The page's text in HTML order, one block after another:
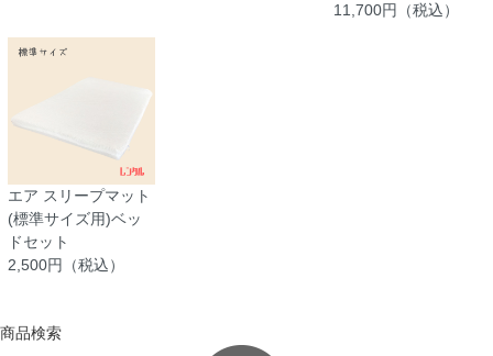
11,700円（税込）
エア スリープマット
(標準サイズ用)ベッ
ドセット
2,500円（税込）
商品検索